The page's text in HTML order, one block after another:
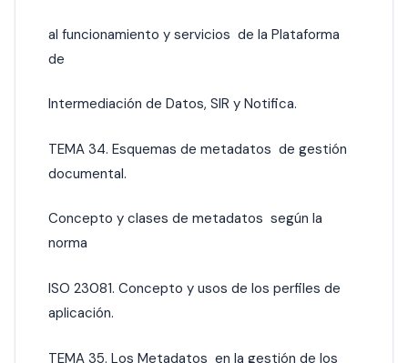
al funcionamiento y servicios de la Plataforma
de
Intermediación de Datos, SIR y Notifica.
TEMA 34. Esquemas de metadatos de gestión
documental.
Concepto y clases de metadatos según la
norma
ISO 23081. Concepto y usos de los perfiles de
aplicación.
TEMA 35. Los Metadatos en la gestión de los